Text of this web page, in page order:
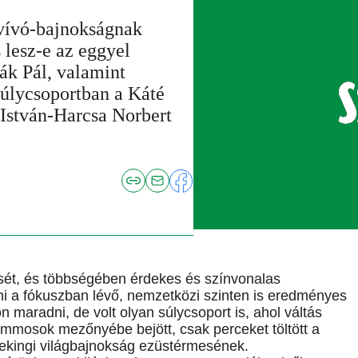
bajnokságnak
e az eggyel
Pál, valamint
a Káté
Harcsa Norbert
és többségében érdekes és színvonalas
a fókuszban lévő, nemzetközi szinten is eredményes
maradni, de volt olyan súlycsoport is, ahol váltás
mezőnyébe bejött, csak perceket töltött a
világbajnokság ezüstérmesének.